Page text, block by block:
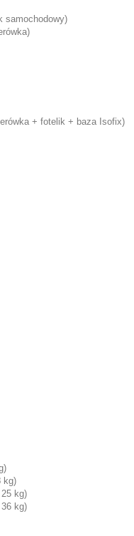
samochodowy)
+ fotelik + baza Isofix)
kg)
kg)
kg)